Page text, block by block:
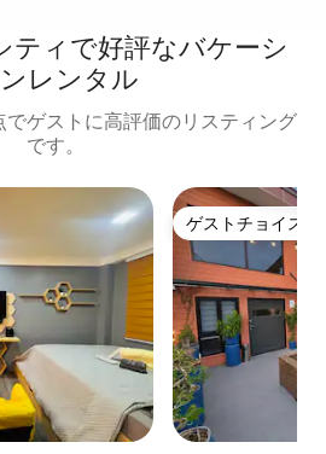
ティで好評なバケーシ
レンタル
ゲストに高評価のリスティング
です。
ゲストチョイス
ゲストチョイス